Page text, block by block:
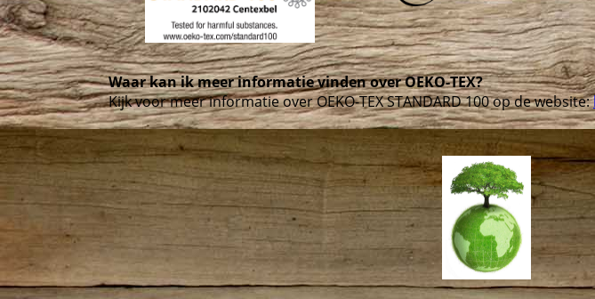
Waar kan ik meer informatie vinden over OEKO-TEX?
Kijk voor meer informatie over OEKO-TEX STANDARD 100 op de website: